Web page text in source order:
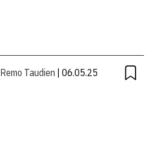
Remo Taudien | 06.05.25